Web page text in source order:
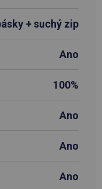
+ suchý zip
Ano
100%
Ano
Ano
Ano